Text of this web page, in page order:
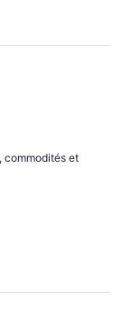
commodités et